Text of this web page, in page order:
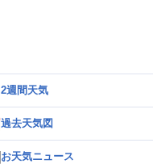
2週間天気
過去天気図
お天気ニュース